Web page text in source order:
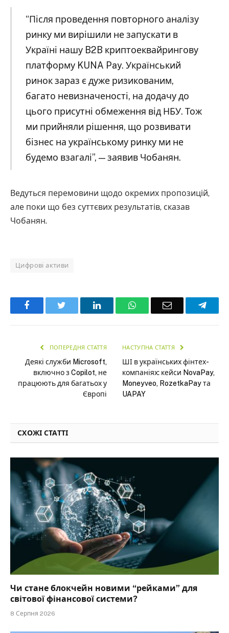
“Після проведення повторного аналізу
ринку ми вирішили не запускати в
Україні нашу B2B криптоеквайрингову
платформу KUNA Pay. Український
ринок зараз є дуже ризикованим,
багато невизначеності, на додачу до
цього присутні обмеження від НБУ. Тож
ми прийняли рішення, що розвивати
бізнес на українському ринку ми не
будемо взагалі”, — заявив Чобанян.
Ведуться перемовини щодо окремих пропозицій,
але поки що без суттєвих результатів, сказав
Чобанян.
Цифрові активи
Facebook LinkedInWhatsAppEmail
ПОПЕРЕДНЯ СТАТТЯ
Деякі служби Microsoft,
включно з Copilot, не
працюють для багатьох у
Європі
НАСТУПНА СТАТТЯ
ШІ в українських фінтех-
компаніях: кейси NovaPay,
Moneyveo, RozetkaPay та
UAPAY
СХОЖІ СТАТТІ
Чи стане блокчейн новими “рейками” для
світової фінансової системи?
8 Серпня 2026